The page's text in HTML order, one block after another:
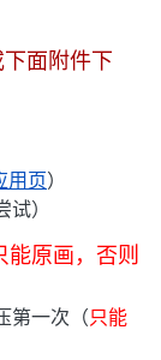
面附件下
用页）
）
原画，否则
第一次（只能